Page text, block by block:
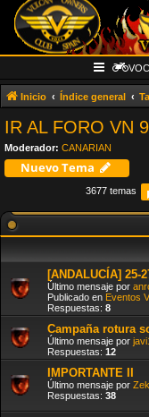
Inicio Índice general
IR AL FORO VN
Moderador: CANARIAN
Nuevo Tema
3677 temas
[ANDALUCÍA] 25-
Último mensaje por
Publicado en Eventos
Respuestas: 8
Campaña rotura
Último mensaje por
Respuestas: 12
IMPORTANTE II
Último mensaje por
Respuestas: 38